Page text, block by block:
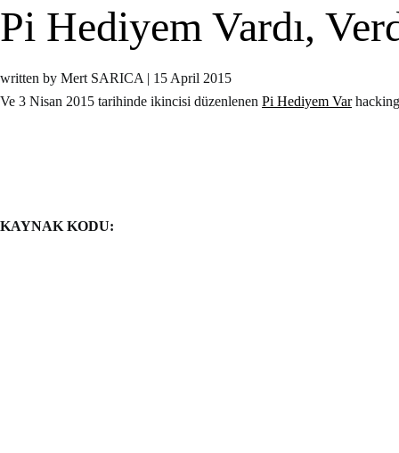
Pi Hediyem Vardı,
written by Mert SARICA | 15 April 2015
Ve 3 Nisan 2015 tarihinde ikincisi düzenlenen Pi Hediyem Varhacking
KAYNAK KODU: